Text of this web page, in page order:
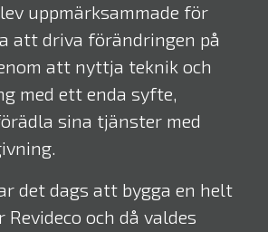
uppmärksammade för
att driva förändringen på
att nyttja teknik och
med ett enda syfte,
sina tjänster med
det dags att bygga en helt
och då valdes